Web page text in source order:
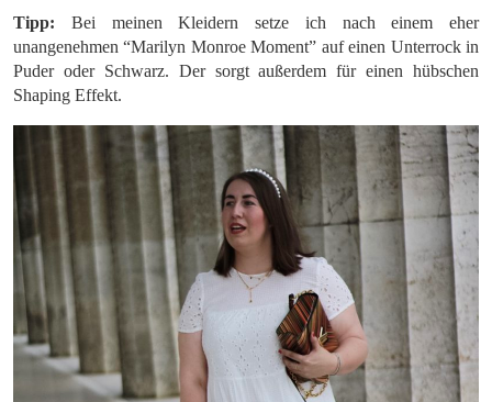
Tipp: Bei meinen Kleidern setze ich nach einem eher
unangenehmen “Marilyn Monroe Moment” auf einen Unterrock in
Puder oder Schwarz. Der sorgt außerdem für einen hübschen
Shaping Effekt.